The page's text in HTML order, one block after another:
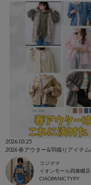
2026.03.25
コジママ
イオンモール四條畷店
CIAOPANIC TYPY